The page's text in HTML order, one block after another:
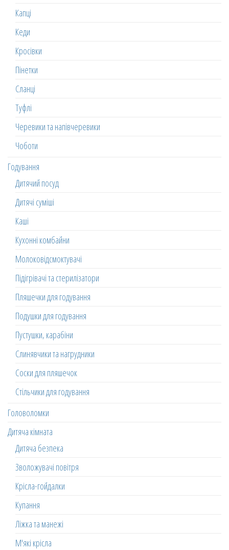
Капці
Кеди
Кросівки
Пінетки
Сланці
Туфлі
Черевики та напівчеревики
Чоботи
Годування
Дитячий посуд
Дитячі суміші
Каші
Кухонні комбайни
Молоковідсмоктувачі
Підігрівачі та стерилізатори
Пляшечки для годування
Подушки для годування
Пустушки, карабіни
Слинявчики та нагрудники
Соски для пляшечок
Стільчики для годування
Головоломки
Дитяча кімната
Дитяча безпека
Зволожувачі повітря
Крісла-гойдалки
Купання
Ліжка та манежі
М'які крісла